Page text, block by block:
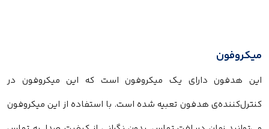
میکروفون
این هدفون دارای یک میکروفون است که این میکروفون در
کنترل‌کننده‌ی هدفون تعبیه شده است. با استفاده از این میکروفون